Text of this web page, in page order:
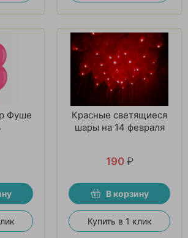
Фуше
Красные светящиеся
шары на 14 февраля
190 ₽
В корзину
Купить в 1 клик